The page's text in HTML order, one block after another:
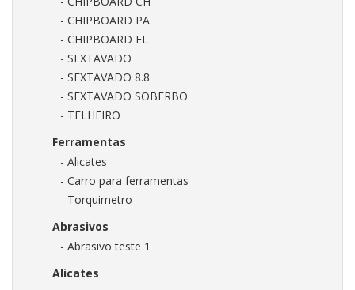
- CHIPBOARD PA
- CHIPBOARD FL
- SEXTAVADO
- SEXTAVADO 8.8
- SEXTAVADO SOBERBO
- TELHEIRO
Ferramentas
- Alicates
- Carro para ferramentas
- Torquimetro
Abrasivos
- Abrasivo teste 1
Alicates